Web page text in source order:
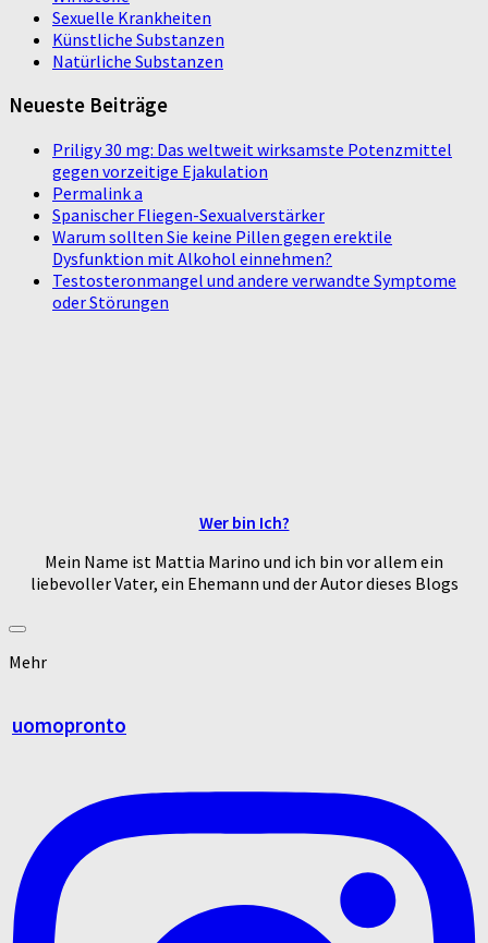
Sexuelle Krankheiten
Künstliche Substanzen
Natürliche Substanzen
Neueste Beiträge
Priligy 30 mg: Das weltweit wirksamste Potenzmittel
gegen vorzeitige Ejakulation
Permalink a
Spanischer Fliegen-Sexualverstärker
Warum sollten Sie keine Pillen gegen erektile
Dysfunktion mit Alkohol einnehmen?
Testosteronmangel und andere verwandte Symptome
oder Störungen
Wer bin Ich?
Mein Name ist Mattia Marino und ich bin vor allem ein
liebevoller Vater, ein Ehemann und der Autor dieses Blogs
Mehr
uomopronto